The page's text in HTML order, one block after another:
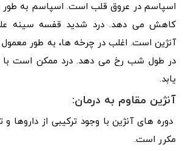
اسپاسم در عروق قلب است. اسپاسم به طور
کاهش می دهد. درد شدید قفسه سینه
آنژین است. اغلب در چرخه ها، به طور
در طول شب رخ می دهد. درد ممکن است با
یابد.
آنژین مقاوم به درمان:
دوره های آنژین با وجود ترکیبی از داروها
مکرر است.